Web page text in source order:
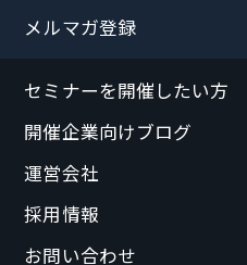
メルマガ登録
セミナーを開催したい方
開催企業向けブログ
運営会社
採用情報
お問い合わせ